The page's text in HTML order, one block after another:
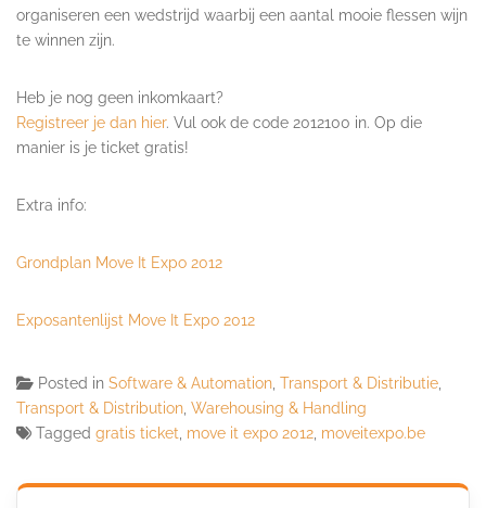
organiseren een wedstrijd waarbij een aantal mooie flessen wijn
te winnen zijn.
Heb je nog geen inkomkaart?
Registreer je dan hier. Vul ook de code 2012100 in. Op die
manier is je ticket gratis!
Extra info:
Grondplan Move It Expo 2012
Exposantenlijst Move It Expo 2012
Posted in Software & Automation Transport & Distributie
Transport & Distribution Warehousing & Handling
Tagged gratis ticket move it expo 2012 moveitexpo.be